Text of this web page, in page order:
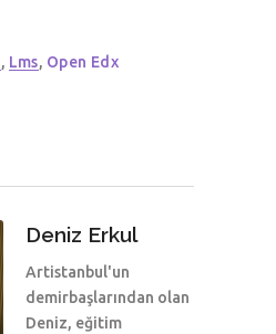
, Lms, Open Edx
Deniz Erkul
Artistanbul'un
demirbaşlarından olan
Deniz, eğitim